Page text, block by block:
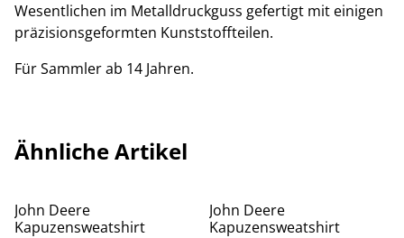
Wesentlichen im Metalldruckguss gefertigt mit einigen
präzisionsgeformten Kunststoffteilen.
Für Sammler ab 14 Jahren.
Ähnliche Artikel
John Deere
Kapuzensweatshirt
John Deere
Kapuzensweatshirt